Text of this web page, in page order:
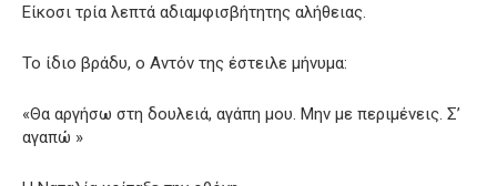
Είκοσι τρία λεπτά αδιαμφισβήτητης αλήθειας.
Το ίδιο βράδυ, ο Αντόν της έστειλε μήνυμα:
«Θα αργήσω στη δουλειά, αγάπη μου. Μην με περιμένεις. Σ’
αγαπώ »